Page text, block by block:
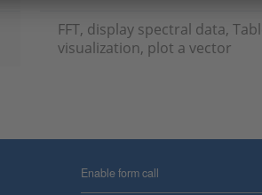
FFT, display spectral data,
visualization, plot a vector
Enable form call